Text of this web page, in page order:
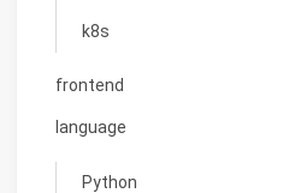
k8s
frontend
language
Python